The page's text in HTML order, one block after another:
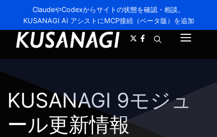
ClaudeやCodexからサイトの状態を確認・相談。
KUSANAGI AI アシストにMCP接続（ベータ版）を追加
ニ
KUSANAGI 9モジュ
ール更新情報
A- A+